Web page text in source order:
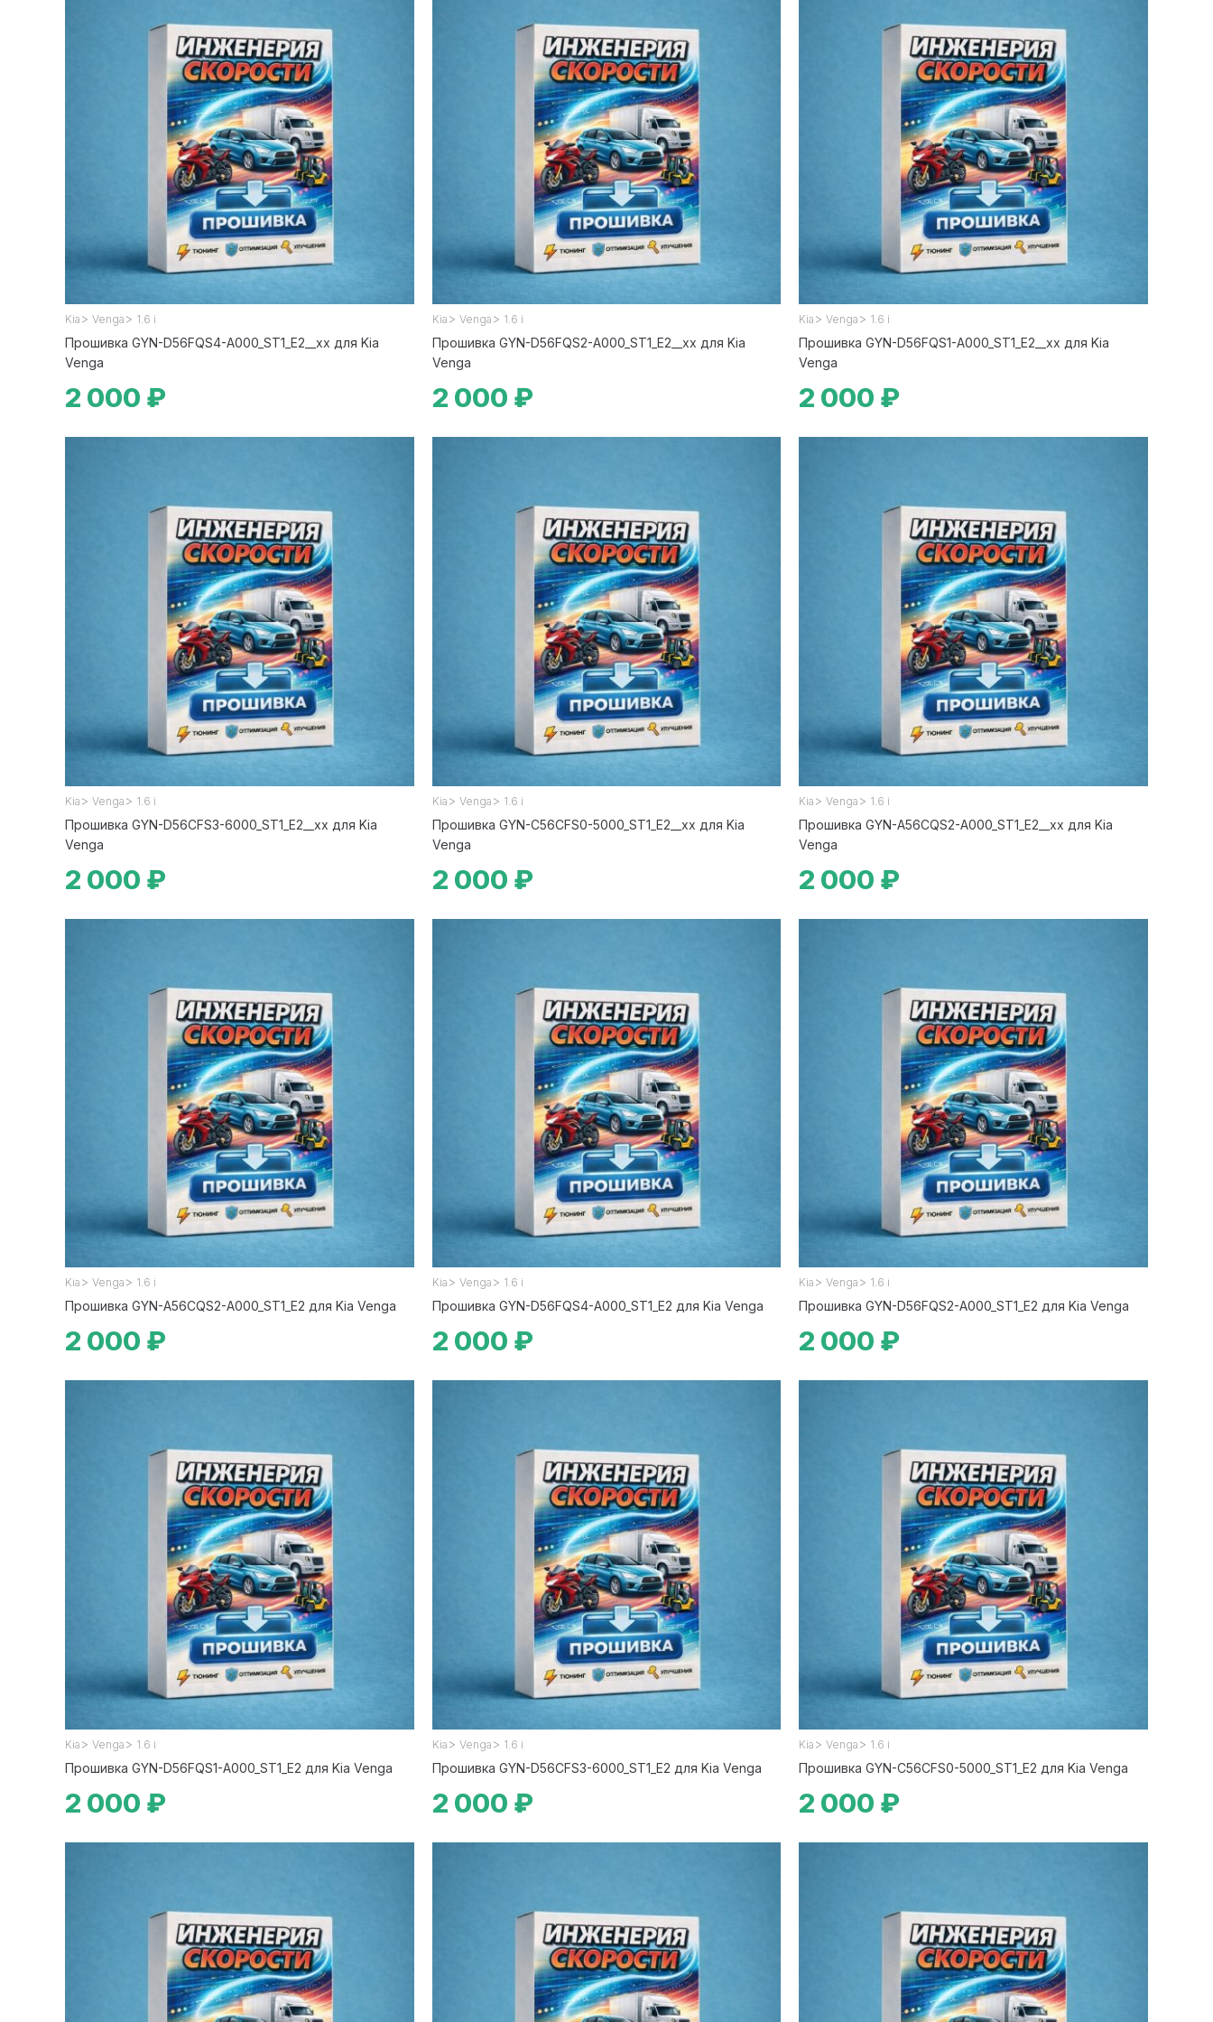
Kia > Venga > 1.6 i
Прошивка GYN-D56FQS4-A000_ST1_E2__xx для Kia
Venga
2 000 ₽
Kia > Venga > 1.6 i
Прошивка GYN-D56FQS2-A000_ST1_E2__xx для Kia
Venga
2 000 ₽
Kia > Venga > 1.6 i
Прошивка GYN-D56FQS1-A000_ST1_E2__xx для Kia
Venga
2 000 ₽
Kia > Venga > 1.6 i
Прошивка GYN-D56CFS3-6000_ST1_E2__xx для Kia
Venga
2 000 ₽
Kia > Venga > 1.6 i
Прошивка GYN-C56CFS0-5000_ST1_E2__xx для Kia
Venga
2 000 ₽
Kia > Venga > 1.6 i
Прошивка GYN-A56CQS2-A000_ST1_E2__xx для Kia
Venga
2 000 ₽
Kia > Venga > 1.6 i
Прошивка GYN-A56CQS2-A000_ST1_E2 для Kia Venga
2 000 ₽
Kia > Venga > 1.6 i
Прошивка GYN-D56FQS4-A000_ST1_E2 для Kia Venga
2 000 ₽
Kia > Venga > 1.6 i
Прошивка GYN-D56FQS2-A000_ST1_E2 для Kia Venga
2 000 ₽
Kia > Venga > 1.6 i
Прошивка GYN-D56FQS1-A000_ST1_E2 для Kia Venga
2 000 ₽
Kia > Venga > 1.6 i
Прошивка GYN-D56CFS3-6000_ST1_E2 для Kia Venga
2 000 ₽
Kia > Venga > 1.6 i
Прошивка GYN-C56CFS0-5000_ST1_E2 для Kia Venga
2 000 ₽